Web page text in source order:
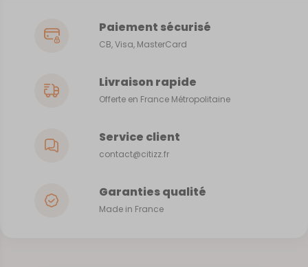
Paiement sécurisé
CB, Visa, MasterCard
Livraison rapide
Offerte en France Métropolitaine
Service client
contact@citizz.fr
Garanties qualité
Made in France